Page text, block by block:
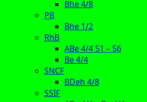
Bhe 4/8
PB
Bhe 1/2
RhB
ABe 4/4 51 – 56
Be 4/4
SNCF
BDeh 4/8
SSIF